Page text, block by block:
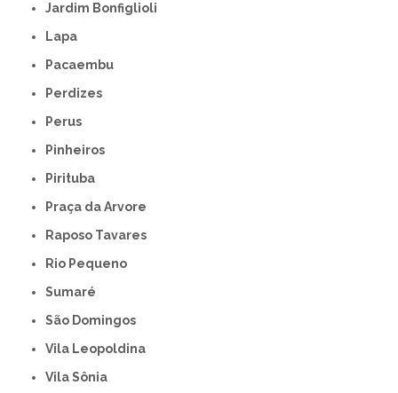
Jardim Bonfiglioli
Lapa
Pacaembu
Perdizes
Perus
Pinheiros
Pirituba
Praça da Arvore
Raposo Tavares
Rio Pequeno
Sumaré
São Domingos
Vila Leopoldina
Vila Sônia